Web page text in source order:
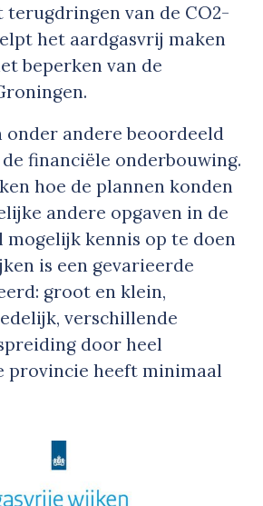
terugdringen van de CO2-
het aardgasvrij maken
beperken van de
onder andere beoordeeld
financiële onderbouwing.
hoe de plannen konden
andere opgaven in de
mogelijk kennis op te doen
is een gevarieerde
groot en klein,
verschillende
door heel
provincie heeft minimaal